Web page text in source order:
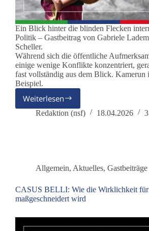
Ein Blick hinter die blinden Flecken
Politik – Gastbeitrag von Gabriele
Scheller.
Während sich die öffentliche
einige wenige Konflikte konzentriert,
fast vollständig aus dem Blick. Kamerun
Beispiel.
Weiterlesen
Kamerun
–
niemand
spricht
Redaktion (nsf) 18.04.2026
Allgemein, Aktuelles, Gastbeiträge
CASUS BELLI: Wie die Wirklichkeit
maßgeschneidert wird